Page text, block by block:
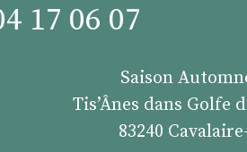
17 06 07
Saison
Tis’Ânes dans Golfe
83240